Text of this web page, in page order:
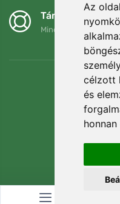
Az
célzott
és
Támogatjuk a
Minden